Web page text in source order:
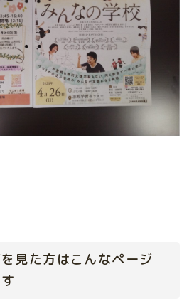
見た方はこんなページ